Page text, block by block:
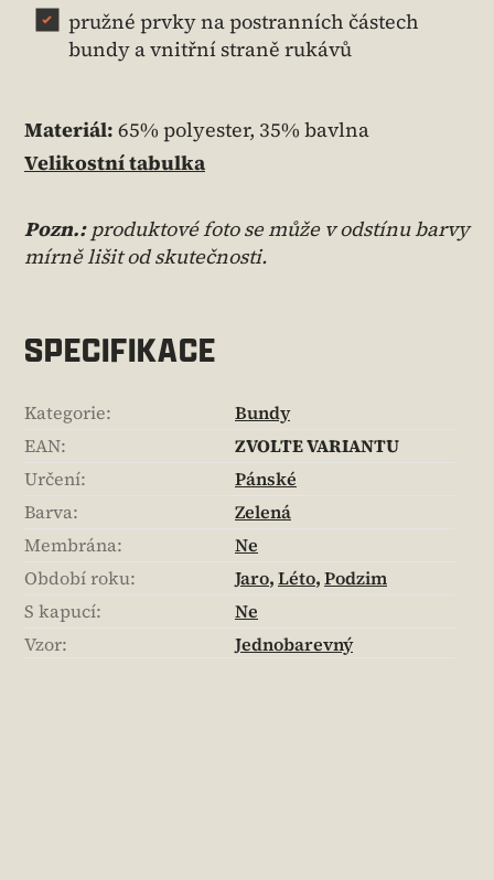
pružné prvky na postranních částech
bundy a vnitřní straně rukávů
Materiál: 65% polyester, 35% bavlna
Velikostní tabulka
Pozn.:produktové foto se může v odstínu barvy
mírně lišit od skutečnosti.
SPECIFIKACE
Kategorie:
Bundy
EAN:
ZVOLTE VARIANTU
Určení:
Pánské
Barva:
Zelená
Membrána:
Ne
Období roku: Jaro,Léto,Podzim
S kapucí:
Ne
Vzor: Jednobarevný